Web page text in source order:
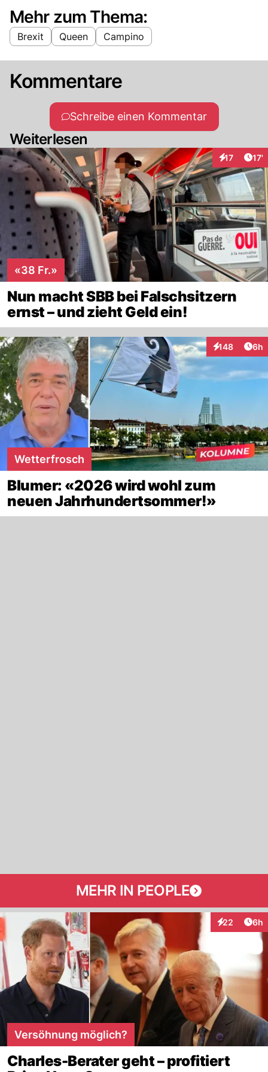
Mehr zum Thema:
Brexit Queen Campino
Kommentare
Schreibe einen Kommentar
Weiterlesen
17 17'
«38 Fr.»
Nun macht SBB bei Falschsitzern
ernst – und zieht Geld ein!
148
Interaktionen
6h
Wetterfrosch
Blumer: «2026 wird wohl zum
neuen Jahrhundertsommer!»
MEHR IN PEOPLE
22
Interaktionen
6h
Versöhnung möglich?
Charles-Berater geht – profitiert